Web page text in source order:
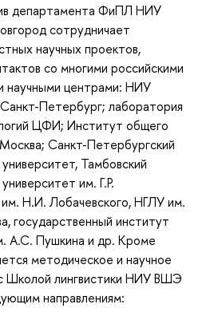
департамента ФиПЛ НИУ
сотрудничает
научных проектов,
со многими российскими
научными центрами: НИУ
Петербург; лаборатория
ЦФИ; Институт общего
Санкт-Петербургский
Тамбовский
им. Г.Р.
Н.И. Лобачевского, НГЛУ им.
государственный институт
А.С. Пушкина и др. Кроме
методическое и научное
Школой лингвистики НИУ ВШЭ
направлениям: